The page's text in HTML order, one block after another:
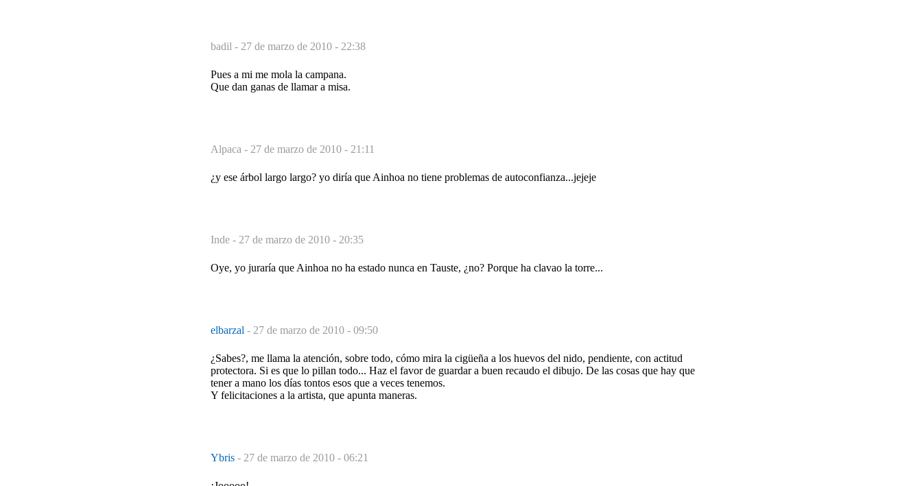
badil - 27 de marzo de 2010 - 22:38
Pues a mi me mola la campana.
Que dan ganas de llamar a misa.
Alpaca - 27 de marzo de 2010 - 21:11
¿y ese árbol largo largo? yo diría que Ainhoa no tiene problemas de autoconfianza...jejeje
Inde - 27 de marzo de 2010 - 20:35
Oye, yo juraría que Ainhoa no ha estado nunca en Tauste, ¿no? Porque ha clavao la torre...
elbarzal - 27 de marzo de 2010 - 09:50
¿Sabes?, me llama la atención, sobre todo, cómo mira la cigüeña a los huevos del nido, pendiente, con actitud
protectora. Si es que lo pillan todo... Haz el favor de guardar a buen recaudo el dibujo. De las cosas que hay que
tener a mano los días tontos esos que a veces tenemos.
Y felicitaciones a la artista, que apunta maneras.
Ybris - 27 de marzo de 2010 - 06:21